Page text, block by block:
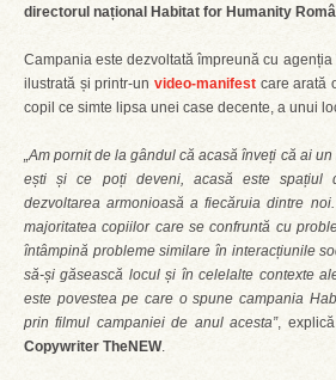
directorul național Habitat for Humanity
Campania este dezvoltată împreună cu agenția
ilustrată și printr-un video-manifestcare arată
copil ce simte lipsa unei case decente, a unui
„Am pornit de la gândul că acasă înveți că ai
ești și ce poți deveni, acasă este spațiul
dezvoltarea armonioasă a fiecăruia dintre
majoritatea copiilor care se confruntă cu
întâmpină probleme similare în interacțiunile
să-și găsească locul și în celelalte contexte
este povestea pe care o spune campania
prin filmul campaniei de anul acesta”, explică
Copywriter TheNEW.